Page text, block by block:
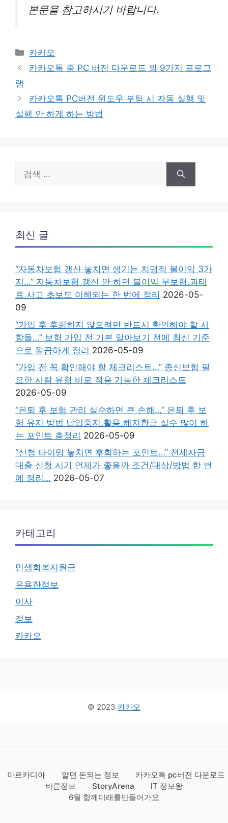
본문을 참고하시기 바랍니다.
카
테
카카오
카카오톡 줌 PC 버전 다운로드 외 9가지 프로그
램
카카오톡 PC버전 윈도우 부팅 시 자동 실행 및
실행 안 하게 하는 방법
색:
최신 글
“자동차보험 갱신 놓치면 생기는 치명적 불이익 3가
지…” 자동차보험 갱신 안 하면 불이익 무보험.과태
료.사고 초보도 이해되는 한 번에 정리 2026-05-
09
“가입 후 후회하지 않으려면 반드시 확인해야 할 사
항들…” 보험 가입 전 기본 알아보기 전에 최신 기준
으로 깔끔하게 정리 2026-05-09
“가입 전 꼭 확인해야 할 체크리스트…” 종신보험 필
요한 사람 유형 바로 적용 가능한 체크리스트
2026-05-09
“은퇴 후 보험 관리 실수하면 큰 손해…” 은퇴 후 보
험 유지 방법 납입중지.활용.해지환급 실수 많이 하
는 포인트 총정리 2026-05-09
“신청 타이밍 놓치면 후회하는 포인트…” 전세자금
대출 신청 시기 언제가 좋을까 조건/대상/방법 한 번
에 정리… 2026-05-07
카테고리
민생회복지원금
유용한정보
이사
정보
카카오
© 2023 카카오
아르카디아 알면 돈되는 정보
카카오톡 pc버전 다운로드
바른정보
StoryArena
IT 정보왕
6월 함께미래를만들어가요